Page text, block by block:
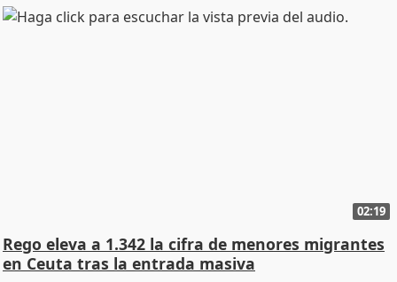
02:19
Rego eleva a 1.342 la cifra de menores migrantes
en Ceuta tras la entrada masiva